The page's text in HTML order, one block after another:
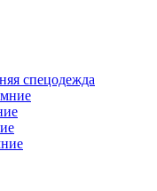
спецодежда